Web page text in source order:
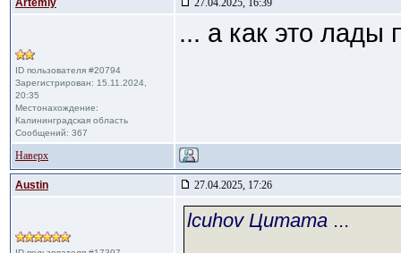
Artemiy 27.04.2025, 16:39
ID пользователя #20794
Зарегистрирован: 15.11.2024,
20:35
Местонахождение:
Калининградская область
Сообщений: 367
... а как это лады
Наверх
Austin 27.04.2025, 17:26
lcuhov Цитата ...